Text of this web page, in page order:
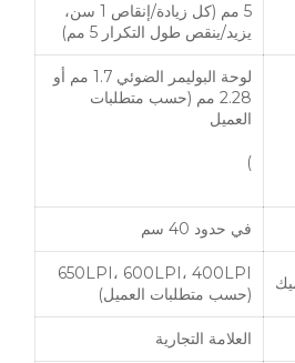
5 مم (كل زيادة/إنقاص 1 سن،
يزيد/ينقص طول التكرار 5 مم)
لوحة البوليمر الضوئي 1.7 مم أو
2.28 مم (حسب متطلبات
العميل
)
في حدود 40 سم
650LPI، 600LPI، 400LPI
(حسب متطلبات العميل)
العلامة التجارية